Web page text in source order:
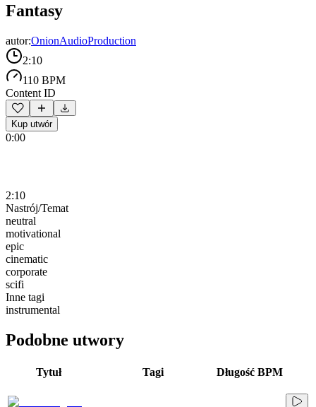
Fantasy
autor:OnionAudioProduction
2:10
110 BPM
Content ID
Kup utwór
0:00
2:10
Nastrój/Temat
neutral
motivational
epic
cinematic
corporate
scifi
Inne tagi
instrumental
Podobne utwory
Tytuł Tagi Długość BPM